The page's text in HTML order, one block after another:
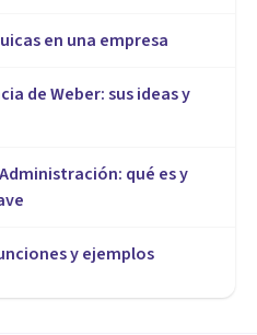
en una empresa
de Weber: sus ideas y
qué es y
y ejemplos